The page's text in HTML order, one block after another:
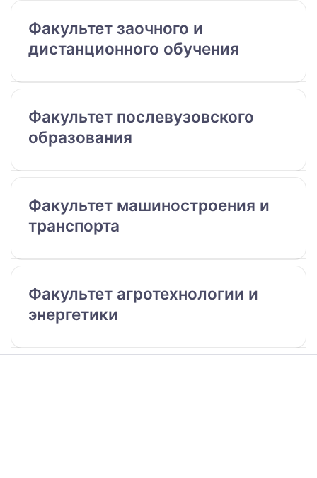
Факультет заочного и
дистанционного обучения
Факультет послевузовского
образования
Факультет машиностроения и
транспорта
Факультет агротехнологии и
энергетики